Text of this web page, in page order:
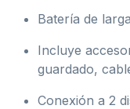
Batería de
Incluye
guardado,
Conexión a 2